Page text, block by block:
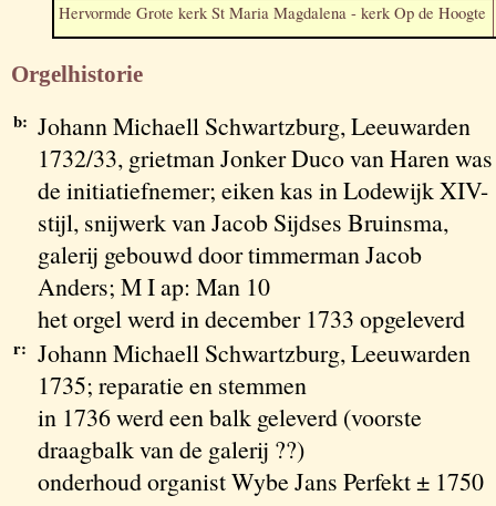
Hervormde Grote kerk St Maria Magdalena - kerk Op de Hoogte
Orgelhistorie
b: Johann Michaell Schwartzburg, Leeuwarden
1732/33, grietman Jonker Duco van Haren was
de initiatiefnemer; eiken kas in Lodewijk XIV-
stijl, snijwerk van Jacob Sijdses Bruinsma,
galerij gebouwd door timmerman Jacob
Anders; M I ap: Man 10
het orgel werd in december 1733 opgeleverd
r: Johann Michaell Schwartzburg, Leeuwarden
1735; reparatie en stemmen
in 1736 werd een balk geleverd (voorste
draagbalk van de galerij ??)
onderhoud organist Wybe Jans Perfekt ± 1750